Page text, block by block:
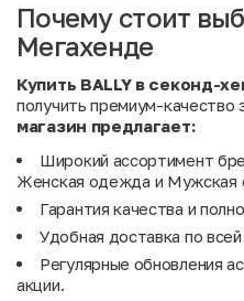
Почему стоит
Мегахенде
Купить BALLY в секонд-
получить премиум-качество
магазин предлагает:
Широкий ассортимент
Женская одежда и Мужская
Гарантия качества и
Удобная доставка по
Регулярные обновления
акции.